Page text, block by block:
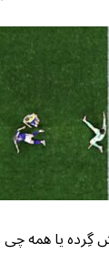
گِرده یا همه چی